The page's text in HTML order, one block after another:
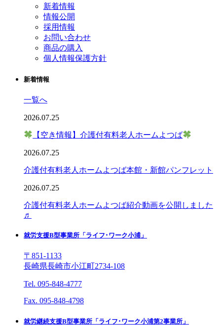
新着情報
情報公開
採用情報
お問い合わせ
商品の購入
個人情報保護方針
新着情報
一覧へ
2026.07.25
【空き情報】介護付有料老人ホームよつば
2026.07.25
介護付有料老人ホームよつば本館・新館パンフレット
2026.07.25
介護付有料老人ホームよつば紹介動画を公開しました
♬
就労支援B型事業所「ライフ･ワーク小浦」
〒851-1133
長崎県長崎市小江町2734-108
Tel. 095-848-4777
Fax. 095-848-4798
就労継続支援B型事業所「ライフ･ワーク小浦第2事業所」